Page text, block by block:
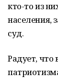
кто-то из
населения,
суд.
Радует, что